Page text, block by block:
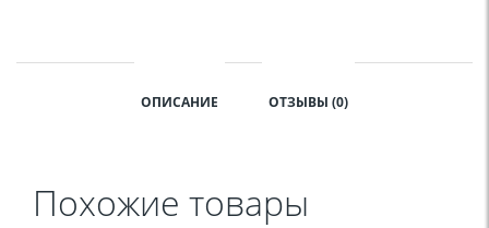
ОПИСАНИЕ ОТЗЫВЫ (0)
Похожие товары